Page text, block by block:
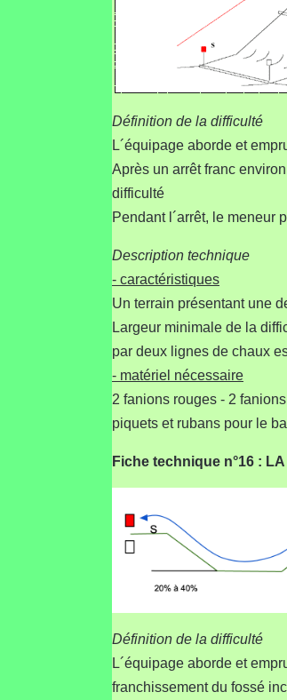
Définition de la difficulté
L´équipage aborde et
Après un arrêt franc
difficulté
Pendant l´arrêt, le meneur
Description technique
- caractéristiques
Un terrain présentant une
Largeur minimale de
par deux lignes de chaux
- matériel nécessaire
2 fanions rouges - 2
piquets et rubans pour le
Fiche technique n°16 : LA
Définition de la difficulté
L´équipage aborde et
franchissement du fossé